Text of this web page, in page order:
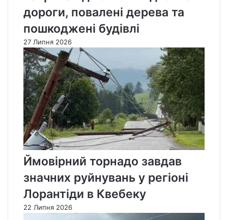
дороги, повалені дерева та
пошкоджені будівлі
27 Липня 2026
Ймовірний торнадо завдав
значних руйнувань у регіоні
Лорантіди в Квебеку
22 Липня 2026